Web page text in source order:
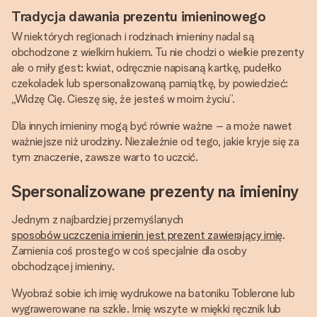
Tradycja dawania prezentu imieninowego
W niektórych regionach i rodzinach imieniny nadal są
obchodzone z wielkim hukiem. Tu nie chodzi o wielkie prezenty
ale o miły gest: kwiat, odręcznie napisaną kartkę, pudełko
czekoladek lub spersonalizowaną pamiątkę, by powiedzieć:
„Widzę Cię. Cieszę się, że jesteś w moim życiu”.
Dla innych imieniny mogą być równie ważne – a może nawet
ważniejsze niż urodziny. Niezależnie od tego, jakie kryje się za
tym znaczenie, zawsze warto to uczcić.
Spersonalizowane prezenty na imieniny
Jednym z najbardziej przemyślanych
sposobów uczczenia imienin jest prezent zawierający imię.
Zamienia coś prostego w coś specjalnie dla osoby
obchodzącej imieniny.
Wyobraź sobie ich imię wydrukowe na batoniku Toblerone lub
wygrawerowane na szkle. Imię wszyte w miękki ręcznik lub